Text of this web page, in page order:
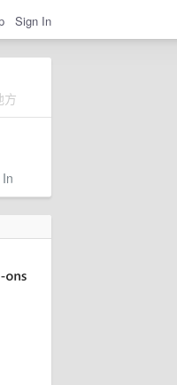
Sign In
方